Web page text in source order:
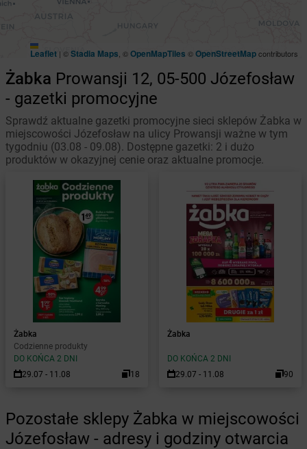
Leaflet | ©Stadia Maps , ©OpenMapTiles ©OpenStreetMapcontributors
Żabka Prowansji 12, 05-500 Józefosław
- gazetki promocyjne
Sprawdź aktualne gazetki promocyjne sieci sklepów Żabka w
miejscowości Józefosław na ulicy Prowansji ważne w tym
tygodniu (03.08 - 09.08). Dostępne gazetki: 2 i dużo
produktów w okazyjnej cenie oraz aktualne promocje.
Żabka
Codzienne produkty
DO KOŃCA 2 DNI
29.07 - 11.08
18
Żabka
DO KOŃCA 2 DNI
29.07 - 11.08
90
Pozostałe sklepy Żabka w miejscowości
Józefosław - adresy i godziny otwarcia